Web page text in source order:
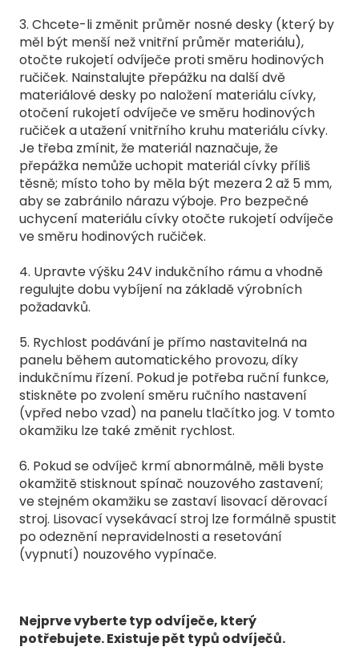
3. Chcete-li změnit průměr nosné desky (který by
měl být menší než vnitřní průměr materiálu),
otočte rukojetí odvíječe proti směru hodinových
ručiček. Nainstalujte přepážku na další dvě
materiálové desky po naložení materiálu cívky,
otočení rukojetí odvíječe ve směru hodinových
ručiček a utažení vnitřního kruhu materiálu cívky.
Je třeba zmínit, že materiál naznačuje, že
přepážka nemůže uchopit materiál cívky příliš
těsně; místo toho by měla být mezera 2 až 5 mm,
aby se zabránilo nárazu výboje. Pro bezpečné
uchycení materiálu cívky otočte rukojetí odvíječe
ve směru hodinových ručiček.
4. Upravte výšku 24V indukčního rámu a vhodně
regulujte dobu vybíjení na základě výrobních
požadavků.
5. Rychlost podávání je přímo nastavitelná na
panelu během automatického provozu, díky
indukčnímu řízení. Pokud je potřeba ruční funkce,
stiskněte po zvolení směru ručního nastavení
(vpřed nebo vzad) na panelu tlačítko jog. V tomto
okamžiku lze také změnit rychlost.
6. Pokud se odvíječ krmí abnormálně, měli byste
okamžitě stisknout spínač nouzového zastavení;
ve stejném okamžiku se zastaví lisovací děrovací
stroj. Lisovací vysekávací stroj lze formálně spustit
po odeznění nepravidelnosti a resetování
(vypnutí) nouzového vypínače.
Nejprve vyberte typ odvíječe, který
potřebujete. Existuje pět typů odvíječů.